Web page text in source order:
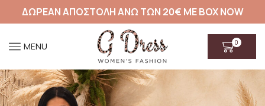
ΔΩΡΕΑΝ ΑΠΟΣΤΟΛΗ ΑΝΩ ΤΩΝ 20€ ΜΕ BOX NOW
MENU 0